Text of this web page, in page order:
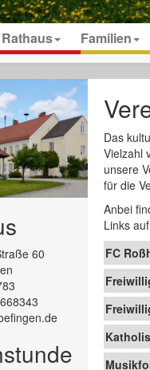
Familien
60
Das
Vielzahl
unsere
für die
Anbei
Links
FC